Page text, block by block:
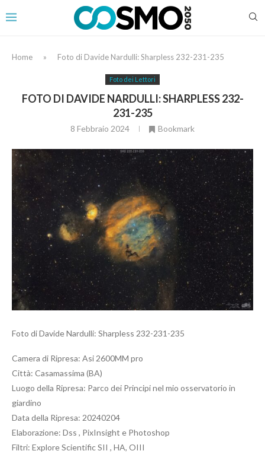
Home » Foto di Davide Nardulli: Sharpless 232-231-235
Foto dei Lettori
FOTO DI DAVIDE NARDULLI: SHARPLESS 232-
231-235
8 Febbraio 2024 Bookmark
Foto di Davide Nardulli: Sharpless 232-231-235
Camera di Ripresa: Asi 2600MM pro
Città: Casamassima (BA)
Luogo della Ripresa: Parco dei Principi nel mio osservatorio in
giardino
Data della Ripresa: 20240204
Elaborazione: Dss , PixInsight e Photoshop
Filtri: Explore Scientific SII , HA, OIII